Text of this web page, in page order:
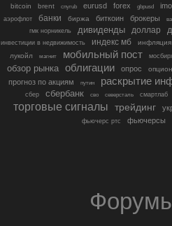
bitcoin brent cnyrub eurusd forex gbpusd
аэрофлот банки биржа биткоин брокеры
гмк норникель
дивиденды доллар
инвестиции в недвижимость индекс мб
инфляция
лукойл
магнит мобильный пост
обзор рынка облигации опрос
прогноз по акциям путин раскрытие
сбер сбербанк сво северсталь смартлаб
торговые сигналы трейдинг
фьючерс ртс фьючерсы